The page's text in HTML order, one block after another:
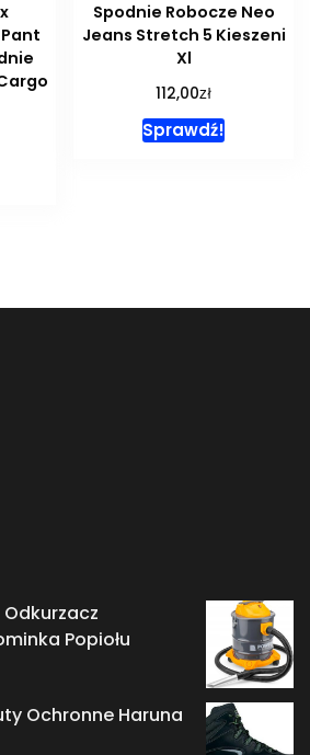
Spodnie Robocze Neo
Jeans Stretch 5 Kieszeni
Xl
112,00zł
Sprawdź!
Popiołu
Ochronne Haruna